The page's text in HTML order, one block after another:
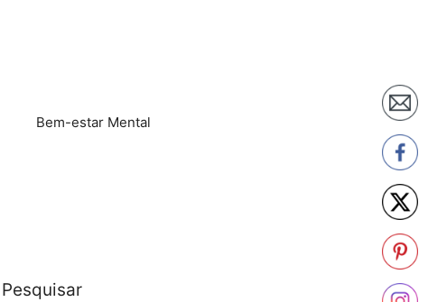
Bem-estar Mental
Pesquisar